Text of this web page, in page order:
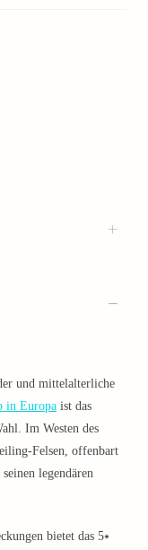
und mittelalterliche
in Europa ist das
Im Westen des
Felsen, offenbart
legendären
bietet das 5⭑